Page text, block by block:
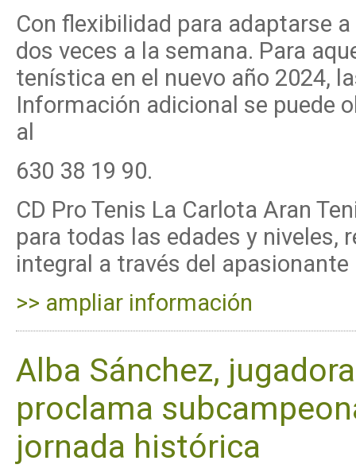
Con flexibilidad para adaptarse
dos veces a la semana. Para
tenística en el nuevo año 2024,
Información adicional se puede
al
630 38 19 90.
CD Pro Tenis La Carlota Aran
para todas las edades y
integral a través del
>> ampliar información
Alba Sánchez,
proclama
jornada histórica